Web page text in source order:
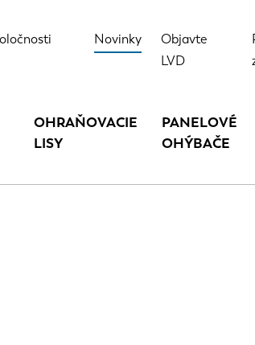
Novinky
Objavte
LVD
OHRAŇOVACIE
LISY
PANELOVÉ
OHÝBAČE